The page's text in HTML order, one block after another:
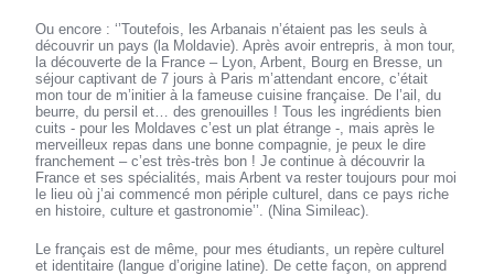
Ou encore : ‘’Toutefois, les Arbanais n’étaient pas les seuls à
découvrir un pays (la Moldavie). Après avoir entrepris, à mon tour,
la découverte de la France – Lyon, Arbent, Bourg en Bresse, un
séjour captivant de 7 jours à Paris m’attendant encore, c’était
mon tour de m’initier à la fameuse cuisine française. De l’ail, du
beurre, du persil et… des grenouilles ! Tous les ingrédients bien
cuits - pour les Moldaves c’est un plat étrange -, mais après le
merveilleux repas dans une bonne compagnie, je peux le dire
franchement – c’est très-très bon ! Je continue à découvrir la
France et ses spécialités, mais Arbent va rester toujours pour moi
le lieu où j’ai commencé mon périple culturel, dans ce pays riche
en histoire, culture et gastronomie’’. (Nina Simileac).
Le français est de même, pour mes étudiants, un repère culturel
et identitaire (langue d’origine latine). De cette façon, on apprend